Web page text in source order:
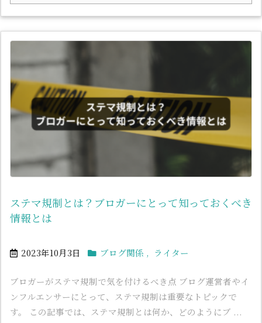
ステマ規制とは？ブロガーにとって知っておくべき
情報とは
2023年10月3日 ブログ関係 , ライター
ブロガーがステマ規制で気を付けるべき点 ブログ運営者やイ
ンフルエンサーにとって、ステマ規制は重要なトピックで
す。 この記事では、ステマ規制とは何か、どのようにブ ...